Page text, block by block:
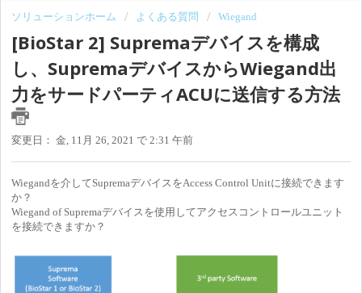
ソリューションホーム よくある質問 Wiegand
[BioStar 2] Supremaデバイスを構成
し、SupremaデバイスからWiegand出
力をサードパーティACUに送信する方法
変更日： 金, 11月 26, 2021 で 2:31 午前
Wiegandを介してSupremaデバイスをAccess Control Unitに接続できます
か？
Wiegand of Supremaデバイスを使用してアクセスコントロールユニット
を接続できますか？